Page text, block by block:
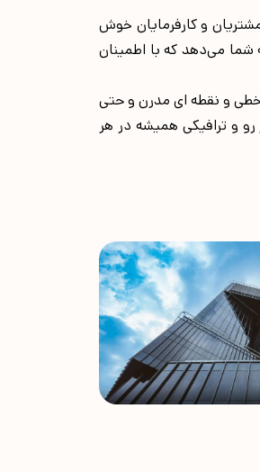
و کارفرمایان خوش
شما می‌دهد که با اطمینان
خطی و نقطه ای مدرن و حتی
و ترافیکی همیشه در هر